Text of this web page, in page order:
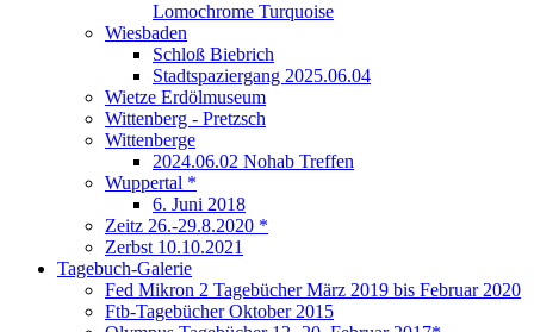
Lomochrome Turquoise
Wiesbaden
Schloß Biebrich
Stadtspaziergang 2025.06.04
Wietze Erdölmuseum
Wittenberg - Pretzsch
Wittenberge
2024.06.02 Nohab Treffen
Wuppertal *
6. Juni 2018
Zeitz 26.-29.8.2020 *
Zerbst 10.10.2021
Tagebuch-Galerie
Fed Mikron 2 Tagebücher März 2019 bis Februar 2020
Ftb-Tagebücher Oktober 2015